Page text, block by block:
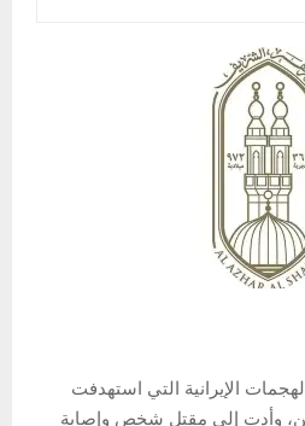
الإيرانية التي استهدفت
وأدت إلى مقتل شخص وإصابة